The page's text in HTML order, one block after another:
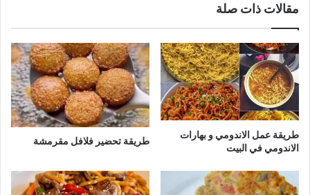
مقالات ذات صلة
طريقة عمل الاندومي و بهارات
الاندومي في البيت
طريقة تحضير فلافل مقرمشة